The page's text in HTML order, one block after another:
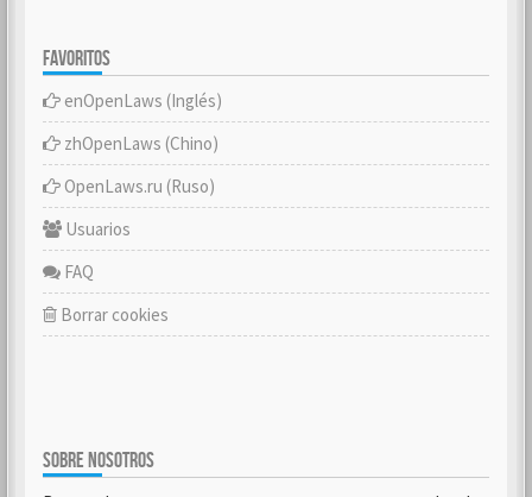
FAVORITOS
enOpenLaws (Inglés)
zhOpenLaws (Chino)
OpenLaws.ru (Ruso)
Usuarios
FAQ
Borrar cookies
SOBRE NOSOTROS